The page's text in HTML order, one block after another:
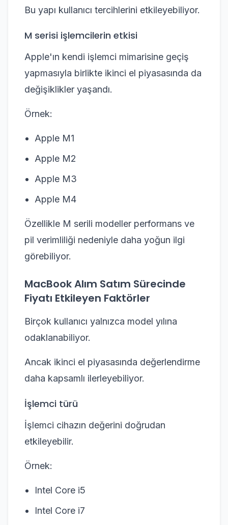
Bu yapı kullanıcı tercihlerini etkileyebiliyor.
M serisi işlemcilerin etkisi
Apple'ın kendi işlemci mimarisine geçiş
yapmasıyla birlikte ikinci el piyasasında da
değişiklikler yaşandı.
Örnek:
Apple M1
Apple M2
Apple M3
Apple M4
Özellikle M serili modeller performans ve
pil verimliliği nedeniyle daha yoğun ilgi
görebiliyor.
MacBook Alım Satım Sürecinde
Fiyatı Etkileyen Faktörler
Birçok kullanıcı yalnızca model yılına
odaklanabiliyor.
Ancak ikinci el piyasasında değerlendirme
daha kapsamlı ilerleyebiliyor.
İşlemci türü
İşlemci cihazın değerini doğrudan
etkileyebilir.
Örnek:
Intel Core i5
Intel Core i7